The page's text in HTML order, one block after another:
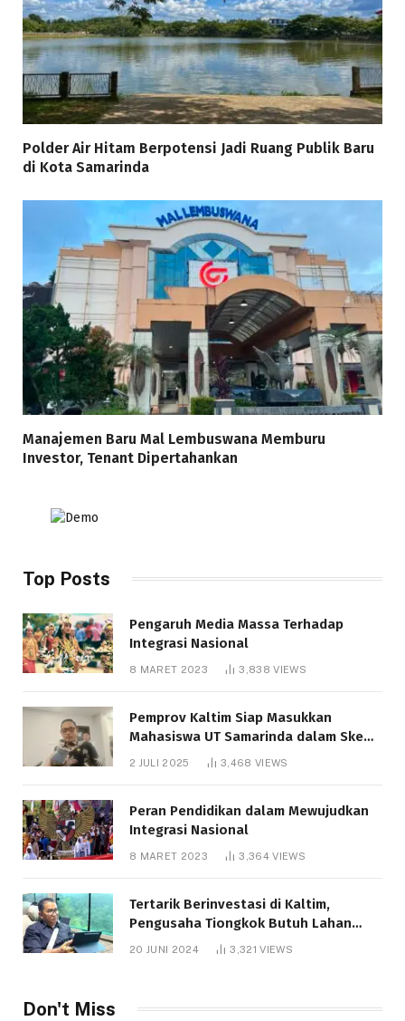
Polder Air Hitam Berpotensi Jadi Ruang Publik Baru
di Kota Samarinda
Manajemen Baru Mal Lembuswana Memburu
Investor, Tenant Dipertahankan
Top Posts
Pengaruh Media Massa Terhadap
Integrasi Nasional
8 MARET 2023 3,838VIEWS
Pemprov Kaltim Siap Masukkan
Mahasiswa UT Samarinda dalam Skema
Bantuan Pendidikan Gratispol
2 JULI 2025 3,468 VIEWS
Peran Pendidikan dalam Mewujudkan
Integrasi Nasional
8 MARET 2023 3,364VIEWS
Tertarik Berinvestasi di Kaltim,
Pengusaha Tiongkok Butuh Lahan
1.000 Hektare
20 JUNI 2024 3,321VIEWS
Don't Miss